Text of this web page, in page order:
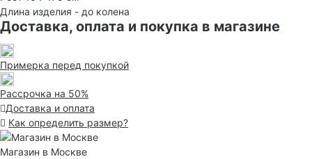
Длина изделия - до колена
Доставка, оплата и покупка в магазине
Примерка перед покупкой
Рассрочка на 50%
Доставка и оплата
Как определить размер?
Магазин в Москве